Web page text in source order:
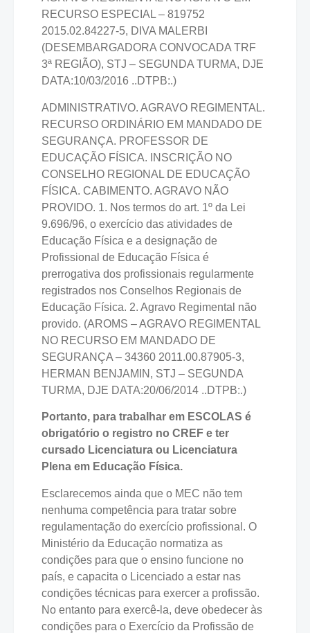
RECURSO ESPECIAL – 819752
2015.02.84227-5, DIVA MALERBI
(DESEMBARGADORA CONVOCADA TRF
3ª REGIÃO), STJ – SEGUNDA TURMA, DJE
DATA:10/03/2016 ..DTPB:.)
ADMINISTRATIVO. AGRAVO REGIMENTAL.
RECURSO ORDINÁRIO EM MANDADO DE
SEGURANÇA. PROFESSOR DE
EDUCAÇÃO FÍSICA. INSCRIÇÃO NO
CONSELHO REGIONAL DE EDUCAÇÃO
FÍSICA. CABIMENTO. AGRAVO NÃO
PROVIDO. 1. Nos termos do art. 1º da Lei
9.696/96, o exercício das atividades de
Educação Física e a designação de
Profissional de Educação Física é
prerrogativa dos profissionais regularmente
registrados nos Conselhos Regionais de
Educação Física. 2. Agravo Regimental não
provido. (AROMS – AGRAVO REGIMENTAL
NO RECURSO EM MANDADO DE
SEGURANÇA – 34360 2011.00.87905-3,
HERMAN BENJAMIN, STJ – SEGUNDA
TURMA, DJE DATA:20/06/2014 ..DTPB:.)
Portanto, para trabalhar em ESCOLAS é
obrigatório o registro no CREF e ter
cursado Licenciatura ou Licenciatura
Plena em Educação Física.
Esclarecemos ainda que o MEC não tem
nenhuma competência para tratar sobre
regulamentação do exercício profissional. O
Ministério da Educação normatiza as
condições para que o ensino funcione no
país, e capacita o Licenciado a estar nas
condições técnicas para exercer a profissão.
No entanto para exercê-la, deve obedecer às
condições para o Exercício da Profissão de